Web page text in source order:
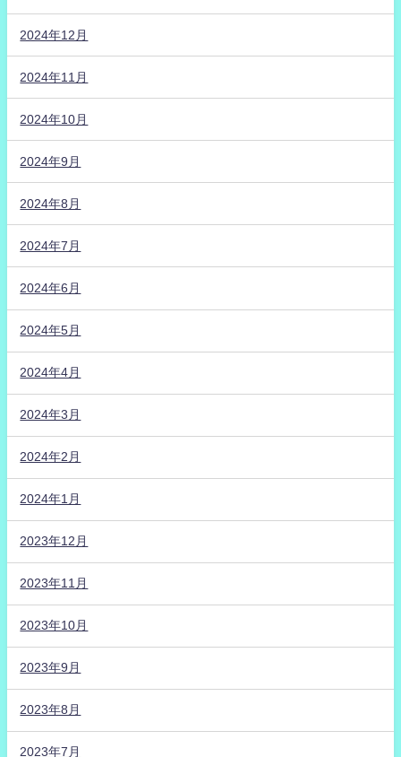
2024年12月
2024年11月
2024年10月
2024年9月
2024年8月
2024年7月
2024年6月
2024年5月
2024年4月
2024年3月
2024年2月
2024年1月
2023年12月
2023年11月
2023年10月
2023年9月
2023年8月
2023年7月